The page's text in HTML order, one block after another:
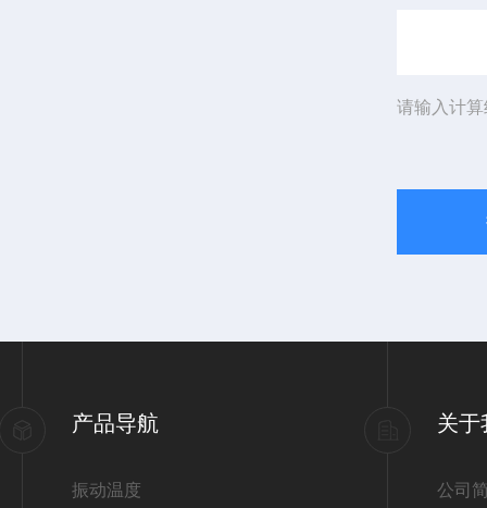
请输入计
产品导航
振动温度
关于
公司